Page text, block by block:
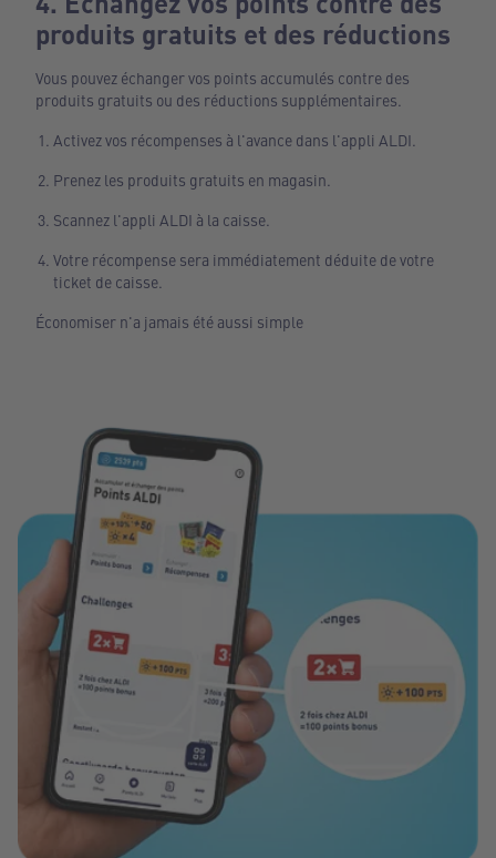
produits gratuits et des réductions
Vous pouvez échanger vos points accumulés contre des
produits gratuits ou des réductions supplémentaires.
Activez vos récompenses à l'avance dans l'appli ALDI.
Prenez les produits gratuits en magasin.
Scannez l'appli ALDI à la caisse.
Votre récompense sera immédiatement déduite de votre
ticket de caisse.
Économiser n'a jamais été aussi simple